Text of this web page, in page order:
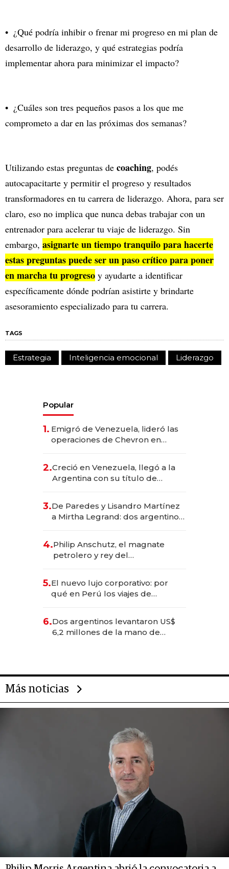
¿Qué podría inhibir o frenar mi progreso en mi plan de
desarrollo de liderazgo, y qué estrategias podría
implementar ahora para minimizar el impacto?
¿Cuáles son tres pequeños pasos a los que me
comprometo a dar en las próximas dos semanas?
Utilizando estas preguntas de coaching, podés
autocapacitarte y permitir el progreso y resultados
transformadores en tu carrera de liderazgo. Ahora, para ser
claro, eso no implica que nunca debas trabajar con un
entrenador para acelerar tu viaje de liderazgo. Sin
embargo, asignarte un tiempo tranquilo para hacerte
estas preguntas puede ser un paso crítico para poner
en marcha tu progreso y ayudarte a identificar
específicamente dónde podrían asistirte y brindarte
asesoramiento especializado para tu carrera.
TAGS
Estrategia Inteligencia emocional Liderazgo
Popular
1. Emigró de Venezuela, lideró las
operaciones de Chevron en
2.Creció en Venezuela, llegó a la
Argentina con su título de
las marcas "fast premium"
3.De Paredes y Lisandro Martínez
a Mirtha Legrand: dos argentinos
4.Philip Anschutz, el magnate
petrolero y rey del
Fénix
5.El nuevo lujo corporativo: por
qué en Perú los viajes de
transformadoras
6.Dos argentinos levantaron US$
6,2 millones de la mano de
Más noticias